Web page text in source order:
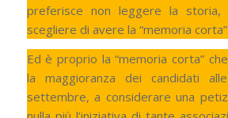
preferisce non leggere la storia,
scegliere di avere la “memoria corta”.
Ed è proprio la “memoria corta”
la maggioranza dei candidati
settembre, a considerare una